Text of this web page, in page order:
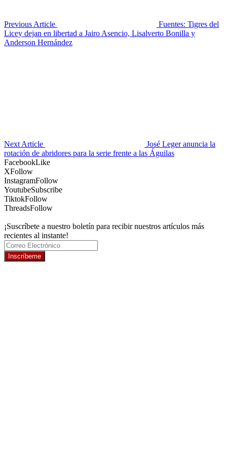
Previous Article
Fuentes: Tigres del
Licey dejan en libertad a Jairo Asencio, Lisalverto Bonilla y
Anderson Hernández
Next Article
José Leger anuncia la
rotación de abridores para la serie frente a las Águilas
FacebookLike
XFollow
InstagramFollow
YoutubeSubscribe
TiktokFollow
ThreadsFollow
¡Suscríbete a nuestro boletín para recibir nuestros artículos más
recientes al instante!
Inscríbeme